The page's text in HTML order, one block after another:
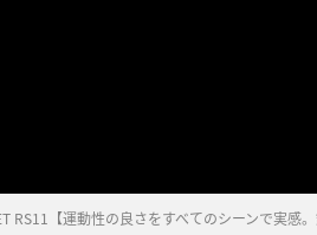
RS11【運動性の良さをすべてのシーンで実感